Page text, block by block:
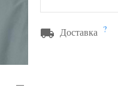
Доставка ?